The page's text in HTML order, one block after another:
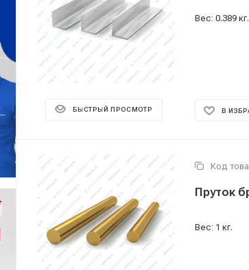
БЫСТРЫЙ ПРОСМОТР
Вес: 0.389 кг.
В
Код
Пруток
Вес: 1 кг.